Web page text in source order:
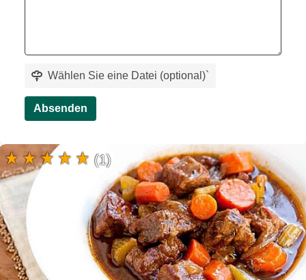
Wählen Sie eine Datei (optional)`
Absenden
(1)